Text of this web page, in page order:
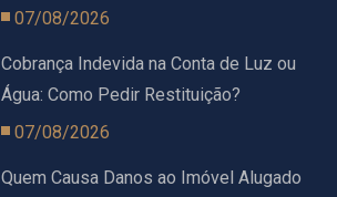
07/08/2026
Cobrança Indevida na Conta de Luz ou
Água: Como Pedir Restituição?
07/08/2026
Quem Causa Danos ao Imóvel Alugado